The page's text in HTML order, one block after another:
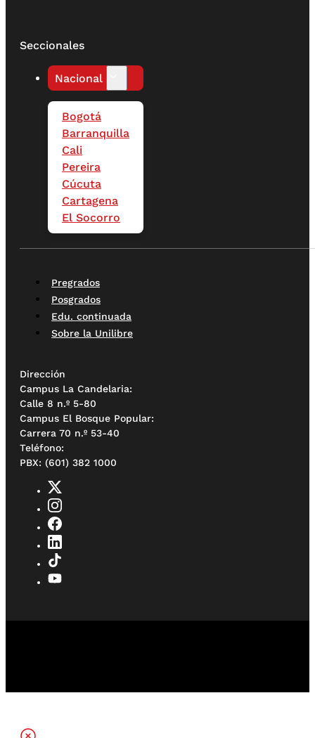
Seccionales
Nacional
Bogotá
Barranquilla
Cali
Pereira
Cúcuta
Cartagena
El Socorro
Pregrados
Posgrados
Edu. continuada
Sobre la Unilibre
Dirección
Campus La Candelaria:
Calle 8 n.º 5-80
Campus El Bosque Popular:
Carrera 70 n.º 53-40
Teléfono:
PBX: (601) 382 1000